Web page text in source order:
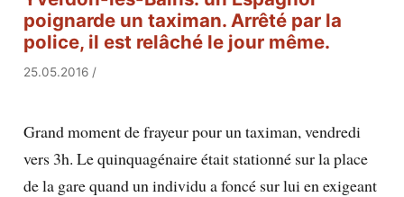
poignarde un taximan. Arrêté par la
police, il est relâché le jour même.
25.05.2016/
Grand moment de frayeur pour un taximan, vendredi
vers 3h. Le quinquagénaire était stationné sur la place
de la gare quand un individu a foncé sur lui en exigeant